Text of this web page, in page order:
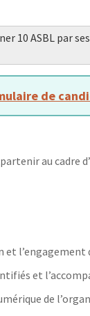
10 ASBL
de
au cadre
l’engagement
et
de